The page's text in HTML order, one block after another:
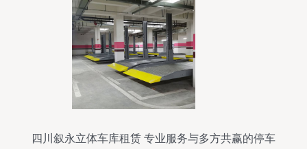
四川叙永立体车库租赁 专业服务与多方共赢的停车